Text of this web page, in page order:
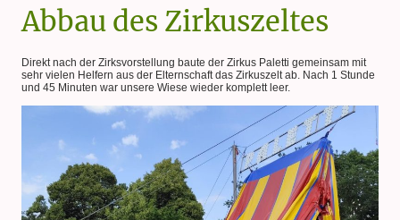
Abbau des Zirkuszeltes
Direkt nach der Zirksvorstellung baute der Zirkus Paletti gemeinsam mit
sehr vielen Helfern aus der Elternschaft das Zirkuszelt ab. Nach 1 Stunde
und 45 Minuten war unsere Wiese wieder komplett leer.